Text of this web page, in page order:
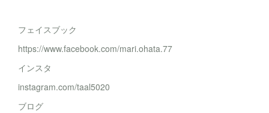
フェイスブック
https://www.facebook.com/mari.ohata.77
インスタ
instagram.com/taal5020
ブログ